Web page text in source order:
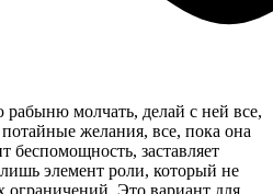
молчать, делай с ней все,
желания, все, пока она
беспомощность, заставляет
элемент роли, который не
ограничений. Это вариант для